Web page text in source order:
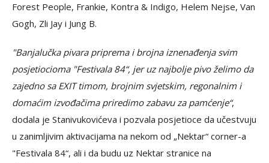
Forest People, Frankie, Kontra & Indigo, Helem Nejse, Van
Gogh, Zli Jay i Jung B.
"Banjalučka pivara priprema i brojna iznenađenja svim
posjetiocioma "Festivala 84“, jer uz najbolje pivo želimo da
zajedno sa EXIT timom, brojnim svjetskim, regonalnim i
domaćim izvođačima priredimo zabavu za pamćenje“,
dodala je Stanivukovićeva i pozvala posjetioce da učestvuju
u zanimljivim aktivacijama na nekom od „Nektar“ corner-a
"Festivala 84“, ali i da budu uz Nektar stranice na